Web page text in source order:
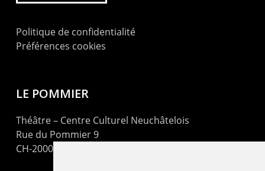
Politique de confidentialité
Préférences cookies
LE POMMIER
Théâtre – Centre Culturel Neuchâtelois
Rue du Pommier 9
CH-2000 Neuchâtel